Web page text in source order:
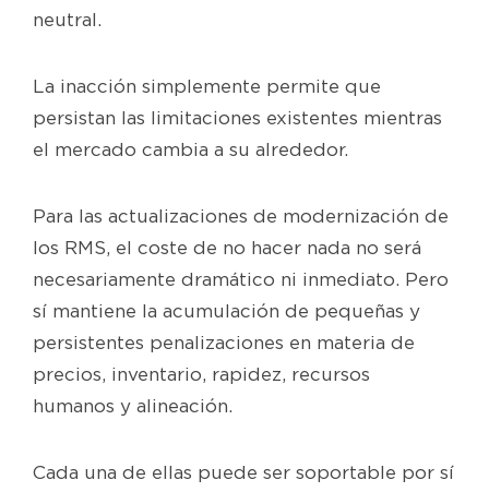
neutral.
La inacción simplemente permite que
persistan las limitaciones existentes mientras
el mercado cambia a su alrededor.
Para las actualizaciones de modernización de
los RMS, el coste de no hacer nada no será
necesariamente dramático ni inmediato. Pero
sí mantiene la acumulación de pequeñas y
persistentes penalizaciones en materia de
precios, inventario, rapidez, recursos
humanos y alineación.
Cada una de ellas puede ser soportable por sí